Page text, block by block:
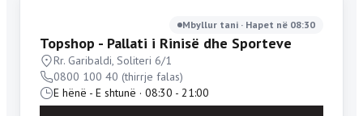
Mbyllur tani · Hapet në 08:30
Topshop - Pallati i Rinisë dhe Sporteve
Rr. Garibaldi, Soliteri 6/1
0800 100 40 (thirrje falas)
E hënë - E shtunë · 08:30 - 21:00